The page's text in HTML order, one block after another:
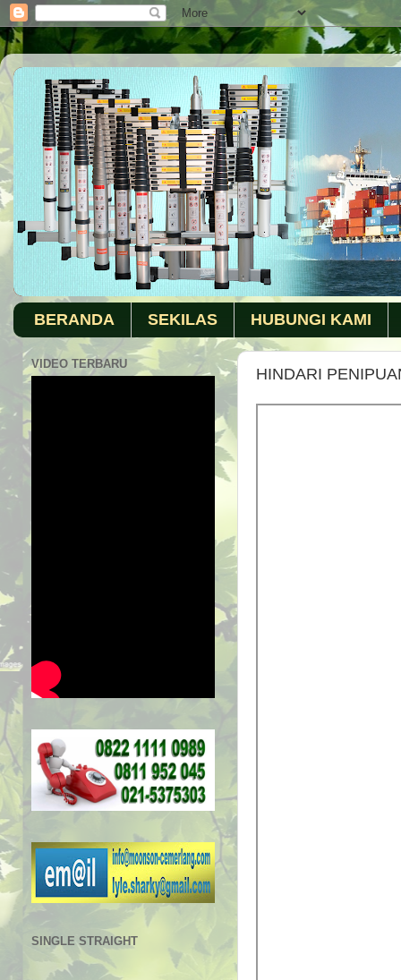
BERANDA SEKILAS HUBUNGI KAMI
HINDARI
VIDEO TERBARU
SINGLE STRAIGHT